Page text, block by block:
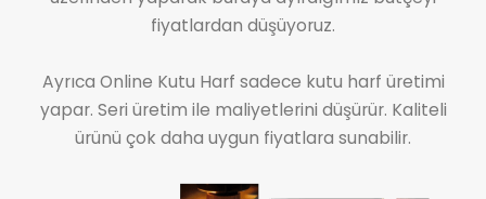
fiyatlardan düşüyoruz.
Ayrıca Online Kutu Harf sadece kutu harf üretimi
yapar. Seri üretim ile maliyetlerini düşürür. Kaliteli
ürünü çok daha uygun fiyatlara sunabilir.